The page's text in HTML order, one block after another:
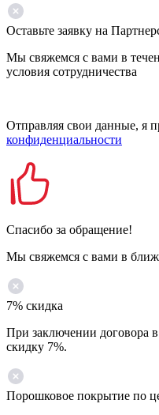
Оставьте заявку на
Мы свяжемся с вами в
условия сотрудничества
Отправляя свои данные, я
конфиденциальности
Спасибо за обращение!
Мы свяжемся с вами в
7% скидка
При заключении договора
скидку 7%.
Порошковое покрытие по